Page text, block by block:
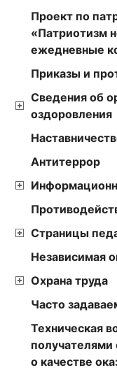
Проект по
«Патриотизм
ежедневные
Приказы и
Сведения об
оздоровления
Антитеррор
Страницы
Независимая
Охрана труда
Часто
Техническая
получателями
о качестве